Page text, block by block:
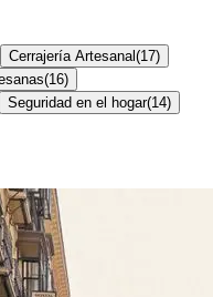
Cerrajería Artesanal (17)
(16)
Seguridad en el hogar(14)